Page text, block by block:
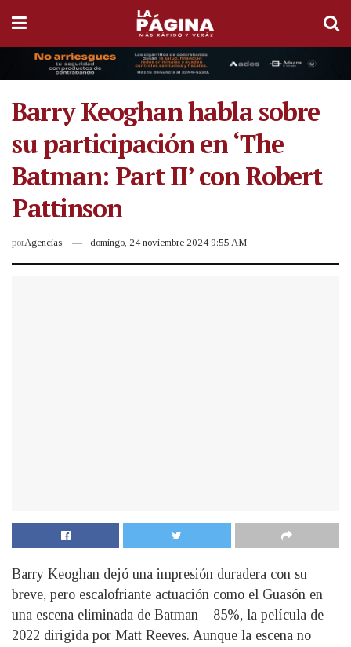
Barry Keoghan habla sobre
su participación en ‘The
Batman: Part II’ con Robert
Pattinson
porAgencias domingo, 24 noviembre 2024 9:55 AM
Barry Keoghan dejó una impresión duradera con su
breve, pero escalofriante actuación como el Guasón en
una escena eliminada de Batman – 85%, la película de
2022 dirigida por Matt Reeves. Aunque la escena no